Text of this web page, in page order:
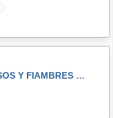
AMBROSIA QUESOS Y FIAMBRES S.A.C.